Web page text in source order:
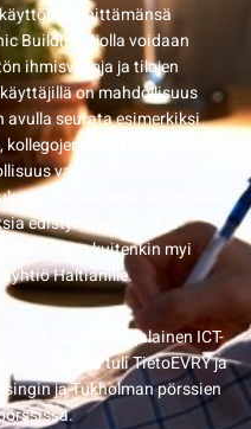
kehittämänsä
Building), jolla voidaan
ihmisvirtoja ja tilojen
on mahdollisuus
seurata esimerkiksi
sijaintia. Lisäksi
valita työpisteensä
Järjestelmä sai joitakin
edistyneisyytensä ja
2020 Tieto kuitenkin myi
Haltianille.
kun norjalainen ICT-
yhtiöstä tuli TietoEVRY ja
ja Tukholman pörssien